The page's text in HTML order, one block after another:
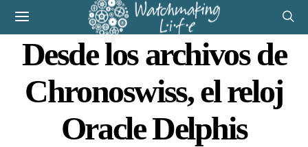
Desde los archivos de
Chronoswiss, el reloj
Oracle Delphis